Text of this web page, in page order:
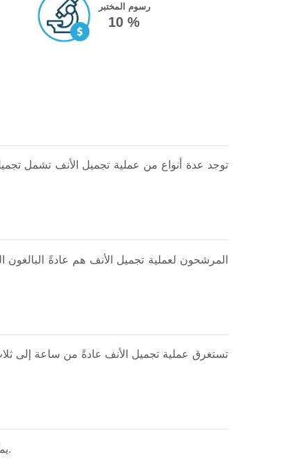
رسوم المختبر
10 %
توجد عدة أنواع من عملية تجميل الأنف تشمل
المرشحون لعملية تجميل الأنف هم عادةً
تستغرق عملية تجميل الأنف عادةً من ساعة إلى
يمكن لعملية تجميل الأنف تحسين تناسق الوجه من خلال تعديل جسر الأنف أو طرف الأنف أو عرض فتحات الأنف وتصحيح عدم التناسق.